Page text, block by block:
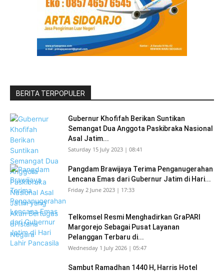
BERITA TERPOPULER
Gubernur Khofifah Berikan Suntikan
Semangat Dua Anggota Paskibraka Nasional
Asal Jatim...
Saturday 15 July 2023 | 08:41
Pangdam Brawijaya Terima Penganugerahan
Lencana Emas dari Gubernur Jatim di Hari...
Friday 2 June 2023 | 17:33
Telkomsel Resmi Menghadirkan GraPARI
Margorejo Sebagai Pusat Layanan
Pelanggan Terbaru di...
Wednesday 1 July 2026 | 05:47
Sambut Ramadhan 1440 H, Harris Hotel